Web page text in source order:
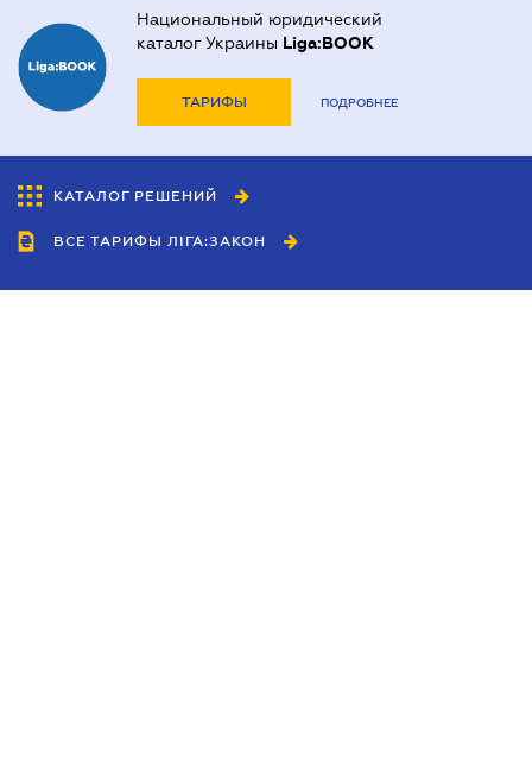
Национальный юридический
каталог Украины Liga:BOOK
ТАРИФЫ ПОДРОБНЕЕ
КАТАЛОГ РЕШЕНИЙ
ВСЕ ТАРИФЫ ЛІГА:ЗАКОН